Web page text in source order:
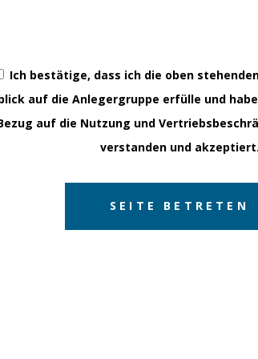
Ich bestätige, dass ich die oben
auf die Anlegergruppe erfülle und
auf die Nutzung und
verstanden und akzeptiert.
Börse auf
ausgehen
Henning Gebhardt erklärt, warum
Hier geht es zum Beitrag